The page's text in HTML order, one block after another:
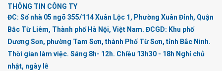
THÔNG TIN CÔNG TY
ĐC: Số nhà 05 ngõ 355/114 Xuân Lộc 1, Phường Xuân Đỉnh, Quận
Bắc Từ Liêm, Thành phố Hà Nội, Việt Nam. ĐCGD: Khu phố
Dương Sơn, phường Tam Sơn, thành Phố Từ Sơn, tỉnh Bắc Ninh.
Thời gian làm việc. Sáng 8h- 12h. Chiều 13h30 - 18h Nghỉ chủ
nhật, ngày lễ